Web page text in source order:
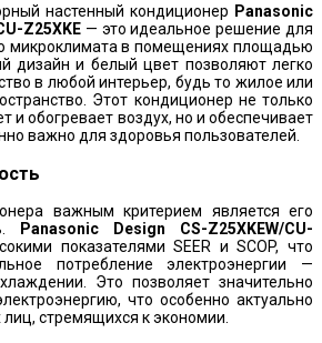
настенный кондиционер Panasonic
Z25XKE— это идеальное решение для
микроклимата в помещениях площадью
дизайн и белый цвет позволяют легко
в любой интерьер, будь то жилое или
Этот кондиционер не только
и обогревает воздух, но и обеспечивает
важно для здоровья пользователей.
важным критерием является его
Panasonic Design CS-Z25XKEW/CU-
показателями SEER и SCOP, что
потребление электроэнергии —
Это позволяет значительно
что особенно актуально
стремящихся к экономии.